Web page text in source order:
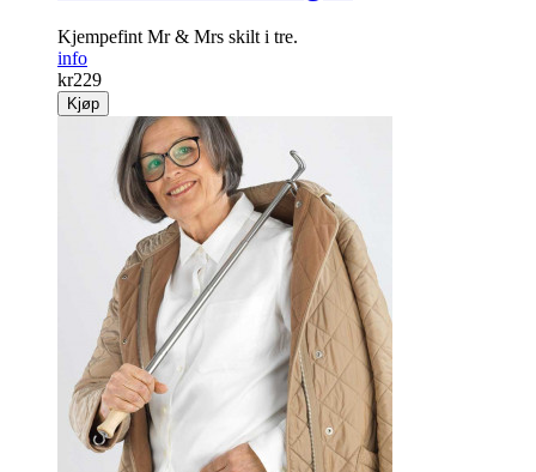
Kjempefint Mr & Mrs skilt i tre.
info
kr229
Kjøp